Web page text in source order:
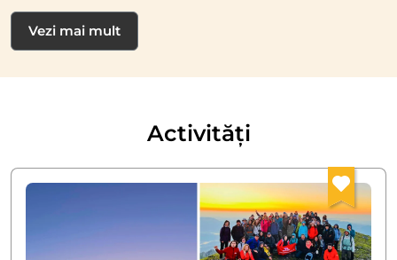
Vezi mai mult
Activități